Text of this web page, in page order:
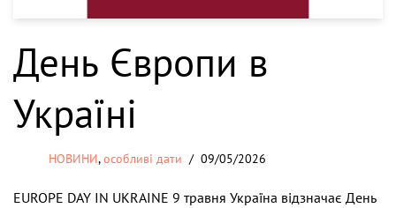
День Європи в
Україні
НОВИНИ,особливі дати 09/05/2026
EUROPE DAY IN UKRAINE 9 травня Україна відзначає День